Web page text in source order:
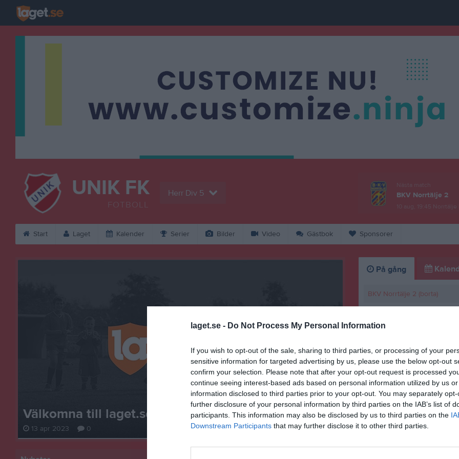
laget.se - Do Not Process My Personal Information
If you wish to opt-out of the sale, sharing to third parties, or processing of your
sensitive information for targeted advertising by us, please use the below opt-out
confirm your selection. Please note that after your opt-out request is processed
continue seeing interest-based ads based on personal information utilized by us
information disclosed to third parties prior to your opt-out. You may separately
further disclosure of your personal information by third parties on the IAB’s list of
participants. This information may also be disclosed by us to third parties on the
Downstream Participants that may further disclose it to other third parties.
UNIK FK
FOTBOLL
Herr Div 5 BKV Norrtälje 2
Start Laget Kalender Serier Bilder Video Gästbok Sponsorer
Välkomna till laget.se – Här finns viktig information!
13 apr 2023 0
På gång
BKV Norrtälje 2 (borta)
Träning
Frösunda SK (borta)
Träning